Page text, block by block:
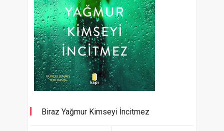
Biraz Yağmur Kimseyi İncitmez